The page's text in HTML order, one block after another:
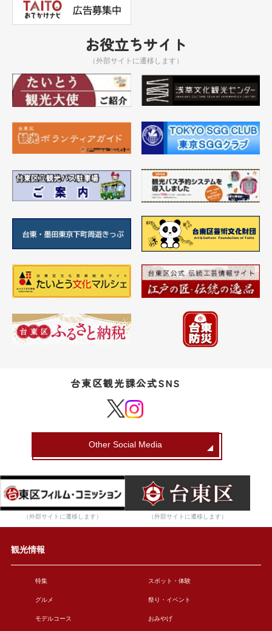
お役立ちサイト
（外部サイトに遷移します）
台東区観光課公式SNS
Other Social Media
（外部サイトに遷移します） （外部サイトに遷移します）
観光情報
特集 スポット・体験
グルメ 祭り・イベント
モデルコース おみやげ